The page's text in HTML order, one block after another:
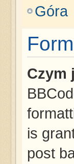
Góra
Czym
is
post